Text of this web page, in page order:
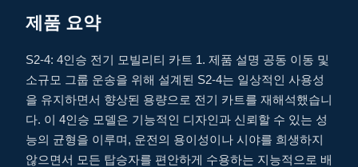
제품 요약
S2-4: 4인승 전기 모빌리티 카트 1. 제품 설명 공동 이동 및
소규모 그룹 운송을 위해 설계된 S2-4는 일상적인 사용성
을 유지하면서 향상된 용량으로 전기 카트를 재해석했습니
다. 이 4인승 모델은 기능적인 디자인과 신뢰할 수 있는 성
능의 균형을 이루며, 운전의 용이성이나 시야를 희생하지
않으면서 모든 탑승자를 편안하게 수용하는 지능적으로 배